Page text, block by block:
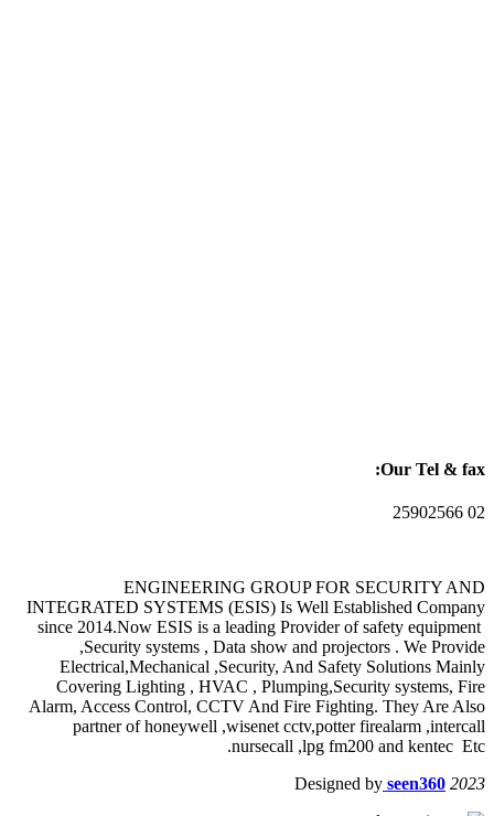
Our Tel & fax:
02 25902566
ENGINEERING GROUP FOR SECURITY AND
INTEGRATED SYSTEMS (ESIS) Is Well Established Company
since 2014.Now ESIS is a leading Provider of safety equipment
,Security systems , Data show and projectors . We Provide
Electrical,Mechanical ,Security, And Safety Solutions Mainly
Covering Lighting , HVAC , Plumping,Security systems, Fire
Alarm, Access Control, CCTV And Fire Fighting. They Are Also
partner of honeywell ,wisenet cctv,potter firealarm ,intercall
nursecall ,lpg fm200 and kentec Etc.
Designed by seen360 2023